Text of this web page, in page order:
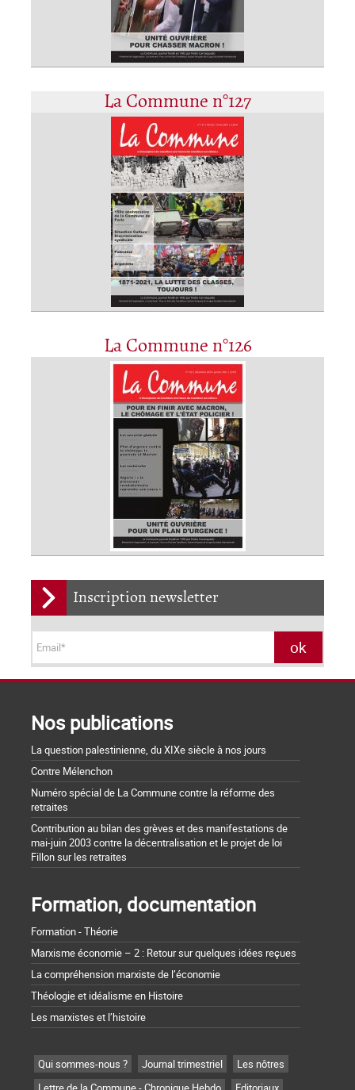
La Commune n°127
La Commune n°126
Inscription newsletter
Nos publications
La question palestinienne, du XIXe siècle à nos jours
Contre Mélenchon
Numéro spécial de La Commune contre la réforme des
retraites
Contribution au bilan des grèves et des manifestations de
mai-juin 2003 contre la décentralisation et le projet de loi
Fillon sur les retraites
Formation, documentation
Formation - Théorie
Marxisme économie – 2 : Retour sur quelques idées reçues
La compréhension marxiste de l’économie
Théologie et idéalisme en Histoire
Les marxistes et l’histoire
Qui sommes-nous ? Journal trimestriel
Les nôtres